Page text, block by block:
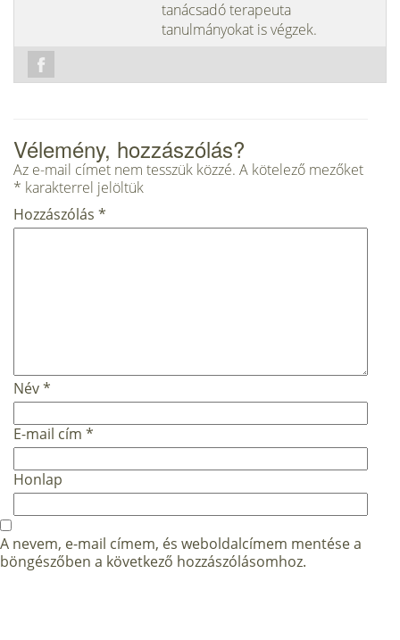
tanácsadó terapeuta
tanulmányokat is végzek.
Vélemény, hozzászólás?
Az e-mail címet nem tesszük közzé. A kötelező mezőket
* karakterrel jelöltük
Hozzászólás *
Név*
E-mail cím *
Honlap
A nevem, e-mail címem, és weboldalcímem mentése a
böngészőben a következő hozzászólásomhoz.